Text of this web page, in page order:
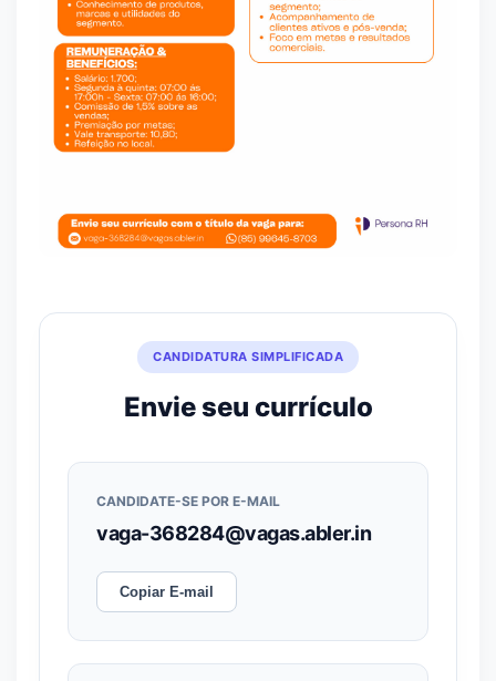
CANDIDATURA SIMPLIFICADA
Envie seu currículo
CANDIDATE-SE POR E-MAIL
vaga-368284@vagas.abler.in
Copiar E-mail